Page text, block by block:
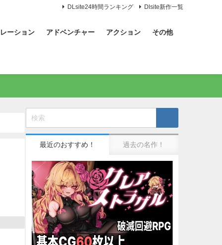
DLsite24時間ランキング Dlsite新作一覧
ーション アドベンチャー アクション その他
最近のおすすめ！ 過去の名作！